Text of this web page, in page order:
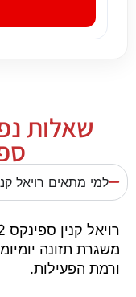
שאלות
למי מתאים רויאל קנין
משגרת תזונה
ורמת הפעילות.